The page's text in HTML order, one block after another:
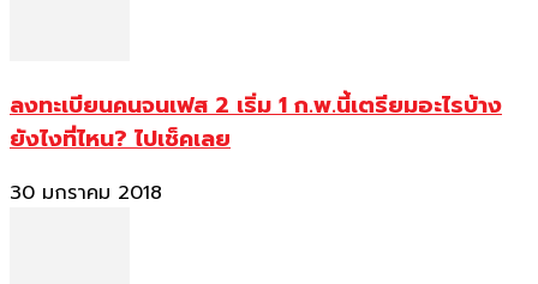
ลงทะเบียนคนจนเฟส 2 เริ่ม 1 ก.พ.นี้เตรียมอะไรบ้าง
ยังไงที่ไหน? ไปเช็คเลย
30 มกราคม 2018